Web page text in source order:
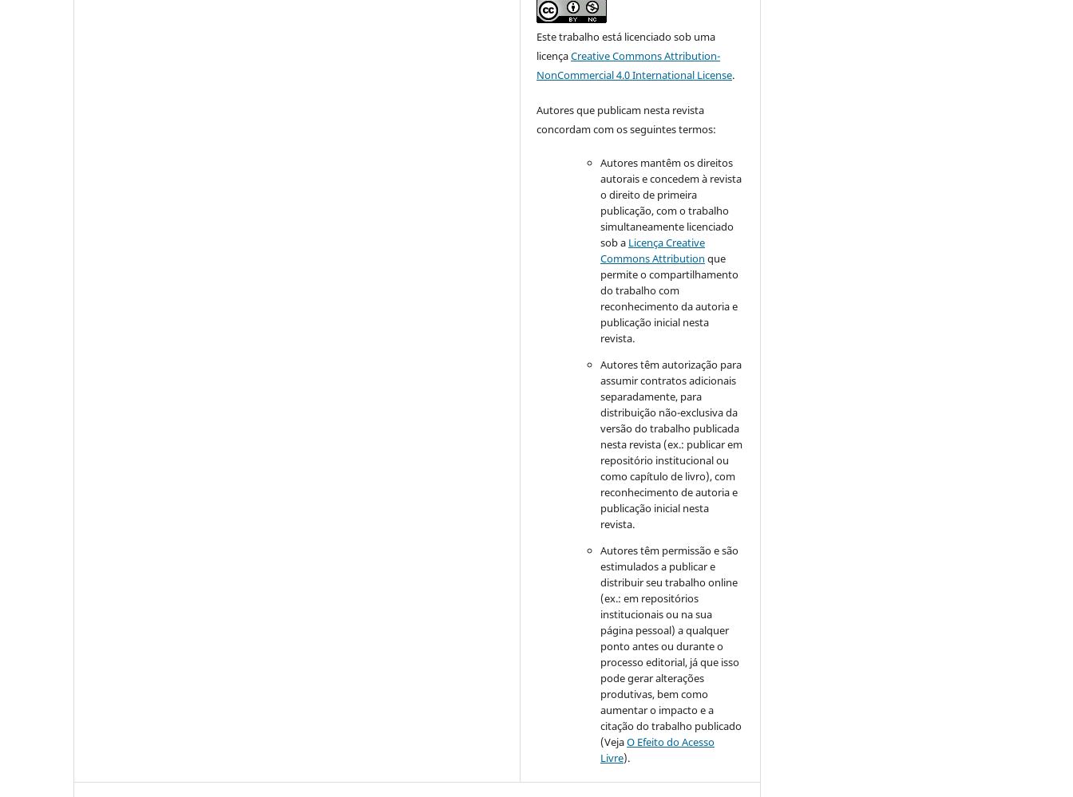
Este trabalho está licenciado sob uma
licençaCreative Commons Attribution-
NonCommercial 4.0 International License.
Autores que publicam nesta revista
concordam com os seguintes termos:
Autores mantêm os direitos
autorais e concedem à revista
o direito de primeira
publicação, com o trabalho
simultaneamente licenciado
sob a Licença Creative
Commons Attribution que
permite o compartilhamento
do trabalho com
reconhecimento da autoria e
publicação inicial nesta
revista.
Autores têm autorização para
assumir contratos adicionais
separadamente, para
distribuição não-exclusiva da
versão do trabalho publicada
nesta revista (ex.: publicar em
repositório institucional ou
como capítulo de livro), com
reconhecimento de autoria e
publicação inicial nesta
revista.
Autores têm permissão e são
estimulados a publicar e
distribuir seu trabalho online
(ex.: em repositórios
institucionais ou na sua
página pessoal) a qualquer
ponto antes ou durante o
processo editorial, já que isso
pode gerar alterações
produtivas, bem como
aumentar o impacto e a
citação do trabalho publicado
(VejaO Efeito do Acesso
Livre).